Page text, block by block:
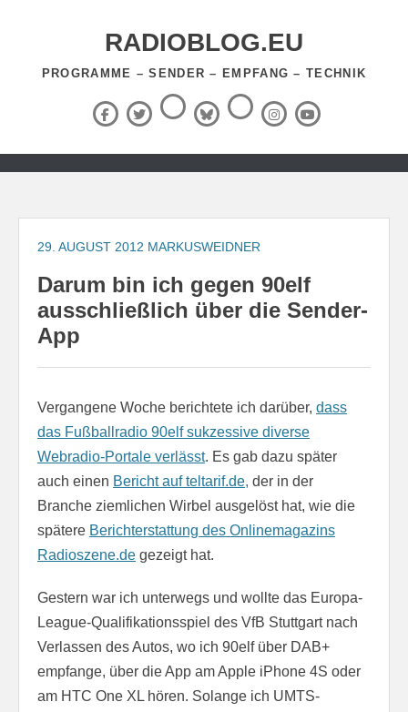
RADIOBLOG.EU
PROGRAMME – SENDER – EMPFANG – TECHNIK
Facebook
X
(Twitter)
ThreadsBlueSky
RSS-
Feed InstagramYouTube
Zum
springen
29. AUGUST 2012 MARKUSWEIDNER
Darum bin ich gegen 90elf
ausschließlich über die Sender-
App
Vergangene Woche berichtete ich darüber, dass
das Fußballradio 90elf sukzessive diverse
Webradio-Portale verlässt. Es gab dazu später
auch einen Bericht auf teltarif.de, der in der
Branche ziemlichen Wirbel ausgelöst hat, wie die
spätere Berichterstattung des Onlinemagazins
Radioszene.de gezeigt hat.
Gestern war ich unterwegs und wollte das Europa-
League-Qualifikationsspiel des VfB Stuttgart nach
Verlassen des Autos, wo ich 90elf über DAB+
empfange, über die App am Apple iPhone 4S oder
am HTC One XL hören. Solange ich UMTS-